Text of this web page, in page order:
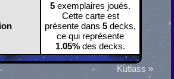
5 exemplaires joués.
Cette carte est
présente dans 5 decks,
ce qui représente
1.05% des decks.
Kutlass »